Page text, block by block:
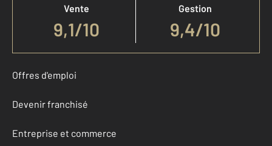
Vente
9,1/10
Gestion
9,4/10
Offres d'emploi
Devenir franchisé
Entreprise et commerce